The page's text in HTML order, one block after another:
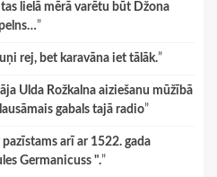
lielā mērā varētu būt Džona
”
rej, bet karavāna iet tālāk.”
Ulda Rožkalna aiziešanu mūžībā
gabals tajā radio”
arī ar 1522. gada
Germanicuss ".”